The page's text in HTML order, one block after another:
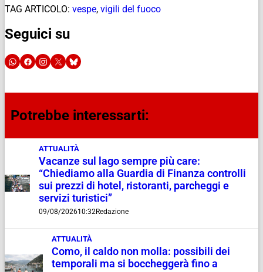
TAG ARTICOLO: vespe, vigili del fuoco
Seguici su
Potrebbe interessarti:
ATTUALITÀ
Vacanze sul lago sempre più care:
“Chiediamo alla Guardia di Finanza controlli
sui prezzi di hotel, ristoranti, parcheggi e
servizi turistici”
09/08/202610:32Redazione
ATTUALITÀ
Como, il caldo non molla: possibili dei
temporali ma si boccheggerà fino a